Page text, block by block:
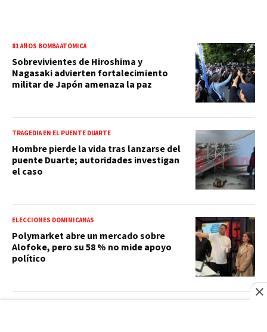
81 AÑOS BOMBA ATÓMICA
Sobrevivientes de Hiroshima y
Nagasaki advierten fortalecimiento
militar de Japón amenaza la paz
TRAGEDIA EN EL PUENTE DUARTE
Hombre pierde la vida tras lanzarse del
puente Duarte; autoridades investigan
el caso
ELECCIONES DOMINICANAS
Polymarket abre un mercado sobre
Alofoke, pero su 58 % no mide apoyo
político